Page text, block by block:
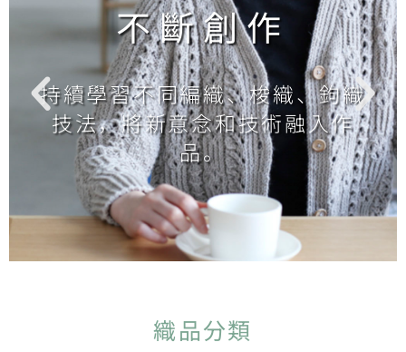
不斷創作
持續學習不同編織、梭織、鉤織
技法，將新意念和技術融入作
品。
織品分類